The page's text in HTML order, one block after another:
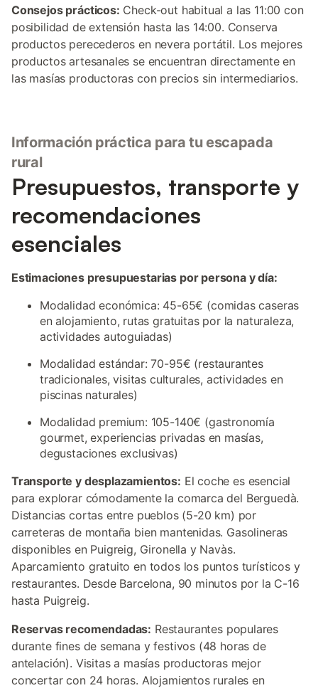
Consejos prácticos: Check-out habitual a las 11:00 con
posibilidad de extensión hasta las 14:00. Conserva
productos perecederos en nevera portátil. Los mejores
productos artesanales se encuentran directamente en
las masías productoras con precios sin intermediarios.
Información práctica para tu escapada
rural
Presupuestos, transporte y
recomendaciones
esenciales
Estimaciones presupuestarias por persona y día:
Modalidad económica: 45-65€ (comidas caseras
en alojamiento, rutas gratuitas por la naturaleza,
actividades autoguiadas)
Modalidad estándar: 70-95€ (restaurantes
tradicionales, visitas culturales, actividades en
piscinas naturales)
Modalidad premium: 105-140€ (gastronomía
gourmet, experiencias privadas en masías,
degustaciones exclusivas)
Transporte y desplazamientos: El coche es esencial
para explorar cómodamente la comarca del Berguedà.
Distancias cortas entre pueblos (5-20 km) por
carreteras de montaña bien mantenidas. Gasolineras
disponibles en Puigreig, Gironella y Navàs.
Aparcamiento gratuito en todos los puntos turísticos y
restaurantes. Desde Barcelona, 90 minutos por la C-16
hasta Puigreig.
Reservas recomendadas: Restaurantes populares
durante fines de semana y festivos (48 horas de
antelación). Visitas a masías productoras mejor
concertar con 24 horas. Alojamientos rurales en